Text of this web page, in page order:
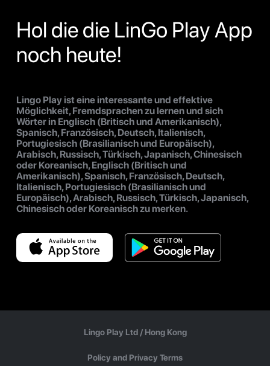
Hol die die LinGo Play App
noch heute!
Lingo Play ist eine interessante und effektive
Möglichkeit, Fremdsprachen zu lernen und sich
Wörter in Englisch (Britisch und Amerikanisch),
Spanisch, Französisch, Deutsch, Italienisch,
Portugiesisch (Brasilianisch und Europäisch),
Arabisch, Russisch, Türkisch, Japanisch, Chinesisch
oder Koreanisch, Englisch (Britisch und
Amerikanisch), Spanisch, Französisch, Deutsch,
Italienisch, Portugiesisch (Brasilianisch und
Europäisch), Arabisch, Russisch, Türkisch, Japanisch,
Chinesisch oder Koreanisch zu merken.
Lingo Play Ltd / Hong Kong
Policy and Privacy Terms